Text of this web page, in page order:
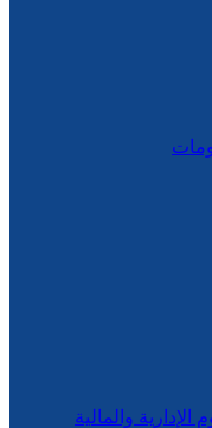
الإدارية والمالية